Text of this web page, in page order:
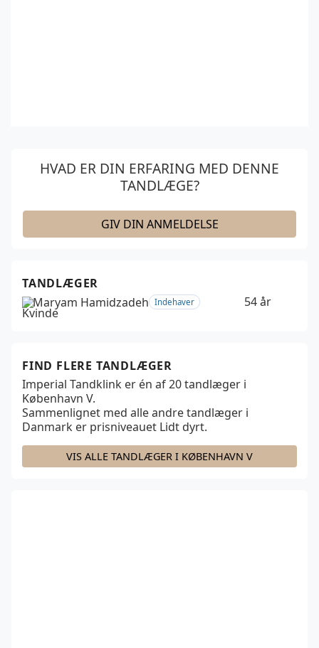
HVAD ER DIN ERFARING MED DENNE
TANDLÆGE?
GIV DIN ANMELDELSE
TANDLÆGER
Maryam Hamidzadeh Indehaver 54 år
FIND FLERE TANDLÆGER
Imperial Tandklink er én af20tandlæger i
København V.
Sammenlignet med alle andre tandlæger i
Danmark er prisniveauet Lidt dyrt.
VIS ALLE TANDLÆGER I KØBENHAVN V